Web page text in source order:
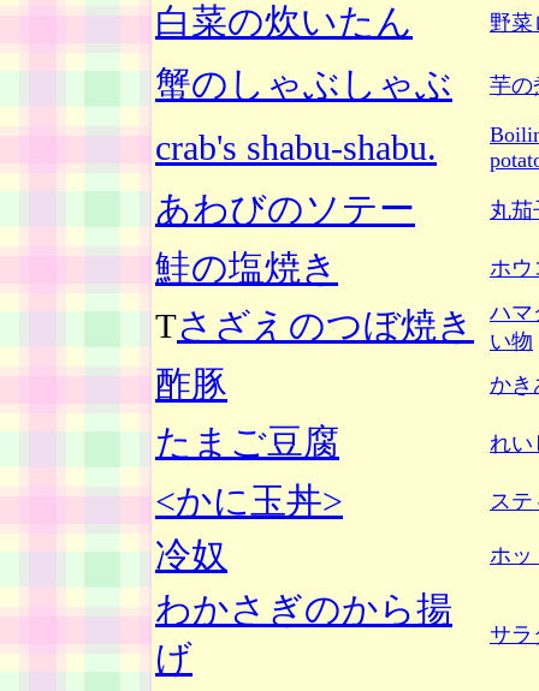
白菜の炊いたん 野菜
蟹のしゃぶしゃぶ 芋の
crab's shabu-shabu.
あわびのソテー 丸茄
鮭の塩焼き ホウ
Tさざえのつぼ焼き
ハマ
い物
酢豚 かき
たまご豆腐 れい
<かに玉丼> ステ
冷奴 ホッ
わかさぎのから揚
げ
サラ